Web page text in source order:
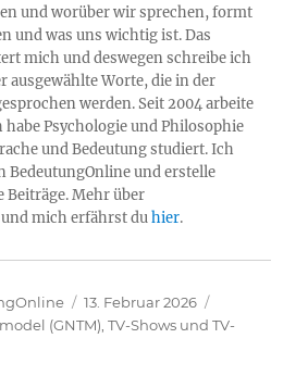
und worüber wir sprechen, formt
und was uns wichtig ist. Das
mich und deswegen schreibe ich
ausgewählte Worte, die in der
werden. Seit 2004 arbeite
habe Psychologie und Philosophie
und Bedeutung studiert. Ich
BedeutungOnline und erstelle
Beiträge. Mehr über
und mich erfährst duhier.
Veröffentlicht
am
13. Februar 2026
(GNTM) ,TV-Shows und TV-